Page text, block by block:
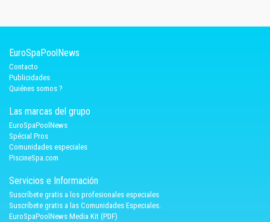
EuroSpaPoolNews
Contacto
Publicidades
Quiénes somos ?
Las marcas del grupo
EuroSpaPoolNews
Spécial Pros
Comunidades especiales
PiscineSpa.com
Servicios e Información
Suscríbete gratis a los profesionales especiales
Suscríbete gratis a las Comunidades Especiales.
EuroSpaPoolNews Media Kit (PDF)